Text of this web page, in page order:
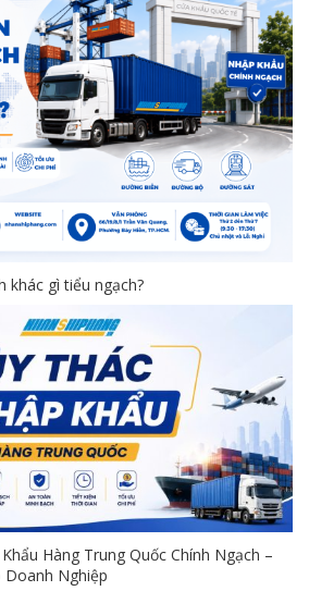
khác gì tiểu ngạch?
Hàng Trung Quốc Chính Ngạch –
Doanh Nghiệp